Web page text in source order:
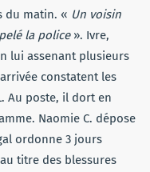
du matin. « Un voisin
la police ». Ivre,
lui assenant plusieurs
constatent les
Au poste, il dort en
Naomie C. dépose
ordonne 3 jours
titre des blessures